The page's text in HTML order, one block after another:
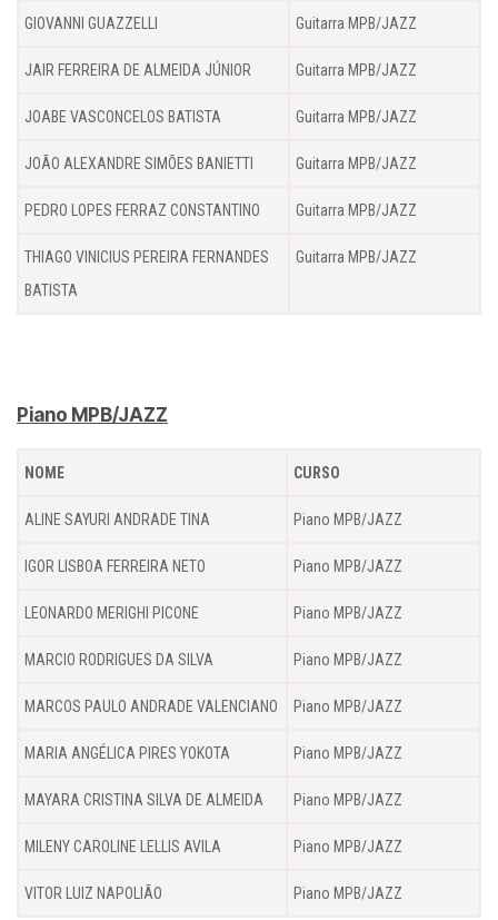
GIOVANNI GUAZZELLI Guitarra MPB/JAZZ
JAIR FERREIRA DE ALMEIDA JÚNIOR Guitarra MPB/JAZZ
JOABE VASCONCELOS BATISTA Guitarra MPB/JAZZ
JOÃO ALEXANDRE SIMÕES BANIETTI Guitarra MPB/JAZZ
PEDRO LOPES FERRAZ CONSTANTINO Guitarra MPB/JAZZ
THIAGO VINICIUS PEREIRA FERNANDES
BATISTA
Guitarra MPB/JAZZ
Piano MPB/JAZZ
NOME CURSO
ALINE SAYURI ANDRADE TINA Piano MPB/JAZZ
IGOR LISBOA FERREIRA NETO Piano MPB/JAZZ
LEONARDO MERIGHI PICONE Piano MPB/JAZZ
MARCIO RODRIGUES DA SILVA Piano MPB/JAZZ
MARCOS PAULO ANDRADE VALENCIANO Piano MPB/JAZZ
MARIA ANGÉLICA PIRES YOKOTA Piano MPB/JAZZ
MAYARA CRISTINA SILVA DE ALMEIDA Piano MPB/JAZZ
MILENY CAROLINE LELLIS AVILA Piano MPB/JAZZ
VITOR LUIZ NAPOLIÃO Piano MPB/JAZZ